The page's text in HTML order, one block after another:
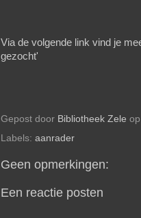
Via de volgende link vind je
gezocht'
Gepost door Bibliotheek Zele op
Labels: aanrader
Geen opmerkingen:
Een reactie posten